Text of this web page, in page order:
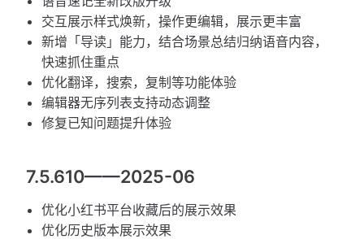
交互展示样式焕新，操作更编辑，展示更丰富
新增「导读」能力，结合场景总结归纳语音内容，
快速抓住重点
优化翻译，搜索，复制等功能体验
编辑器无序列表支持动态调整
修复已知问题提升体验
7.5.610——2025-06
优化小红书平台收藏后的展示效果
优化历史版本展示效果